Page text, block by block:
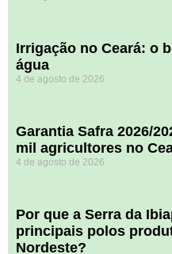
Irrigação no Ceará: o
água
4 de agosto de 2026
Garantia Safra 2026/
mil agricultores no
4 de agosto de 2026
Por que a Serra da
principais polos
Nordeste?